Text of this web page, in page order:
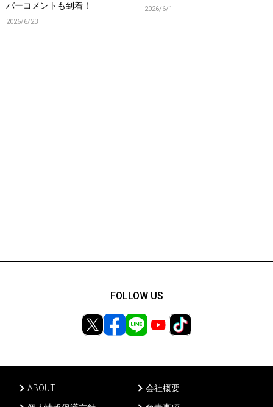
バーコメントも到着！
2026/6/23
2026/6/1
ABOUT
会社概要
FOLLOW US